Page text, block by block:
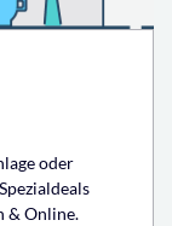
oder
& Online.